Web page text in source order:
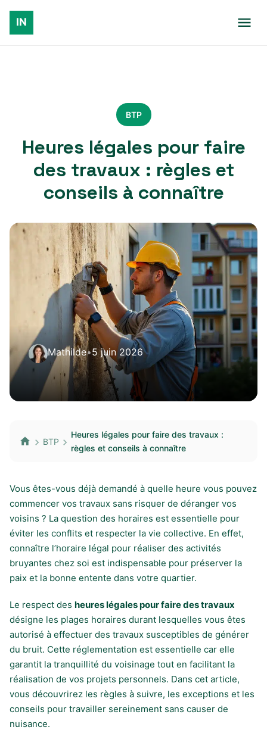
BTP
Heures légales pour faire
des travaux : règles et
conseils à connaître
Mathilde•5 juin 2026
BTP
Heures légales pour faire des travaux :
règles et conseils à connaître
Vous êtes-vous déjà demandé à quelle heure vous pouvez
commencer vos travaux sans risquer de déranger vos
voisins ? La question des horaires est essentielle pour
éviter les conflits et respecter la vie collective. En effet,
connaître l’horaire légal pour réaliser des activités
bruyantes chez soi est indispensable pour préserver la
paix et la bonne entente dans votre quartier.
Le respect des heures légales pour faire des travaux
désigne les plages horaires durant lesquelles vous êtes
autorisé à effectuer des travaux susceptibles de générer
du bruit. Cette réglementation est essentielle car elle
garantit la tranquillité du voisinage tout en facilitant la
réalisation de vos projets personnels. Dans cet article,
vous découvrirez les règles à suivre, les exceptions et les
conseils pour travailler sereinement sans causer de
nuisance.